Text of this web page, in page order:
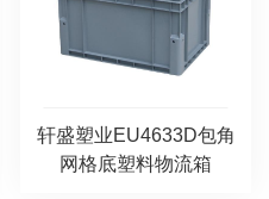
轩盛塑业EU4633D包角
网格底塑料物流箱